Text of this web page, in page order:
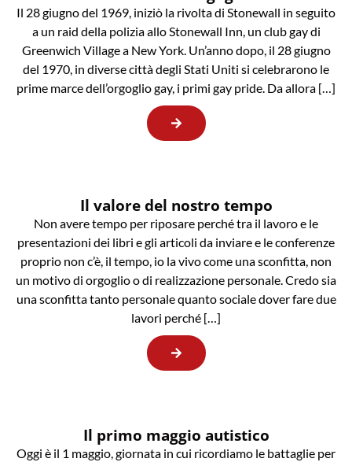
Il 28 giugno del 1969, iniziò la rivolta di Stonewall in seguito
a un raid della polizia allo Stonewall Inn, un club gay di
Greenwich Village a New York. Un’anno dopo, il 28 giugno
del 1970, in diverse città degli Stati Uniti si celebrarono le
prime marce dell’orgoglio gay, i primi gay pride. Da allora […]
Il valore del nostro tempo
Non avere tempo per riposare perché tra il lavoro e le
presentazioni dei libri e gli articoli da inviare e le conferenze
proprio non c’è, il tempo, io la vivo come una sconfitta, non
un motivo di orgoglio o di realizzazione personale. Credo sia
una sconfitta tanto personale quanto sociale dover fare due
lavori perché […]
Il primo maggio autistico
Oggi è il 1 maggio, giornata in cui ricordiamo le battaglie per